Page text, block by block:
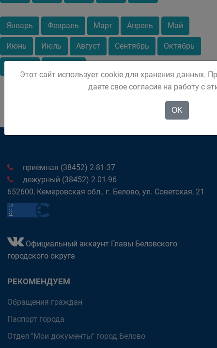
Январь Февраль Март Апрель Май
Июнь Июль Август Сентябрь Октябрь
приёмная (38452) 2-81-37
дежурный (38452) 2-01-96
652600, Кемеровская обл., г. Белово, ул. Советская, 21
Официальный аккаунт Главы Беловского
городского округа
РЕКОМЕНДУЕМ
Обращения граждан
Паспорт города
Отдел "Мои документы" город Белово
Этот сайт использует cookie для хранения данных.
даете свое согласие на работу с
OK